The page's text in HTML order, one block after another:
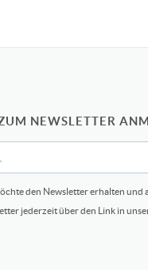
NEWSLETTER
den Newsletter erhalten und
jederzeit über den Link in